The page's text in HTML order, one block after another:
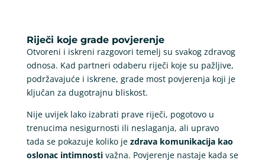
Riječi koje grade povjerenje
Otvoreni i iskreni razgovori temelj su svakog zdravog
odnosa. Kad partneri odaberu riječi koje su pažljive,
podržavajuće i iskrene, grade most povjerenja koji je
ključan za dugotrajnu bliskost.
Nije uvijek lako izabrati prave riječi, pogotovo u
trenucima nesigurnosti ili neslaganja, ali upravo
tada se pokazuje koliko je zdrava komunikacija kao
oslonac intimnostivažna. Povjerenje nastaje kada se